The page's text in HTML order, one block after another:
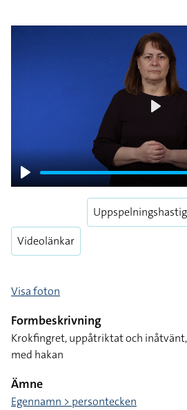
Play
Videolänkar
Visa foton
Formbeskrivning
Krokfingret, uppåtriktat och
med hakan
Ämne
Egennamn > persontecken